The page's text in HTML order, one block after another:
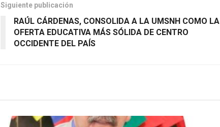
Siguiente publicación
RAÚL CÁRDENAS, CONSOLIDA A LA UMSNH COMO LA
OFERTA EDUCATIVA MÁS SÓLIDA DE CENTRO
OCCIDENTE DEL PAÍS